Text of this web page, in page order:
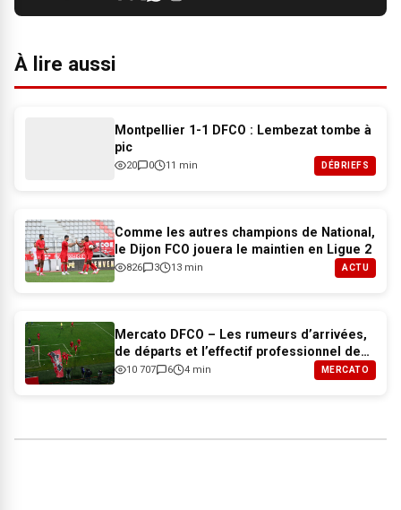
À lire aussi
Montpellier 1-1 DFCO : Lembezat tombe à
pic
20 0 11 min DÉBRIEFS
Comme les autres champions de National,
le Dijon FCO jouera le maintien en Ligue 2
826 3 13 min ACTU
Mercato DFCO – Les rumeurs d’arrivées,
de départs et l’effectif professionnel de
Dijon pour 2026-2027
10 707 6 4 min MERCATO